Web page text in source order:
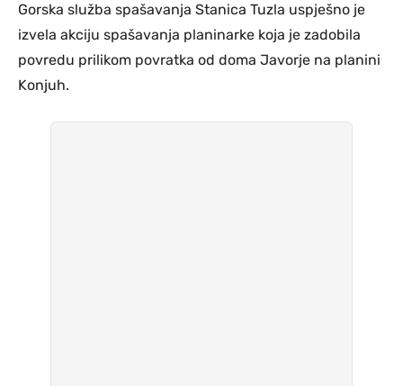
Gorska služba spašavanja Stanica Tuzla uspješno je
izvela akciju spašavanja planinarke koja je zadobila
povredu prilikom povratka od doma Javorje na planini
Konjuh.